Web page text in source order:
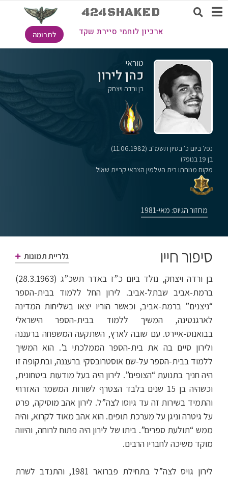
424SHAKED
ארכיון לוחמי סיירת שקד לתרומה
טוראי
כהן לירון
בן ורדה ויצחק
נפל ביום כ' בסיון תשמ"ב (11.06.1982)
בן 19 בנופלו
מקום מנוחתו בית העלמין הצבאי קריית שאול
מחזור הגיוס: מאי-1981
סיפור חייו גלריית תמונות
בן ורדה ויצחק, נולד ביום כ”ז באדר תשכ”ג (28.3.1963)
ברמת-אביב שבתל-אביב. לירון החל ללמוד בבית-הספר
“ניצנים” ברמת-אביב, וכאשר הוריו יצאו בשליחות המדינה
לארגנטינה, המשיך ללמוד בבית-הספר הישראלי
בבואנוס-איירס. עם שובה לארץ, השתקעה המשפחה ברעננה
ולירון סיים בה את בית-הספר הממלכתי ב’. הוא המשיך
ללמוד בבית-הספר על-שם אוסטרובסקי ברעננה, ובתקופה זו
היה חניך בתנועת “הצופים”. לירון היה בעל מודעות ביטחונית,
וכשהיה בן 15 שנים בלבד הצטרף לשורות המשמר האזרחי
והתמיד בשירות זה עד גיוסו לצה”ל. לירון אהב מוסיקה, פרט
על גיטרה וניגן על מערכת תופים. הוא אהב מאוד לקרוא, והיה
ממש “תולעת ספרים”. ביתו של לירון היה פתוח לרוחה, והיווה
מוקד משיכה לחבריו הרבים.
לירון גויס לצה”ל בתחילת פברואר 1981, והתנדב לשרת